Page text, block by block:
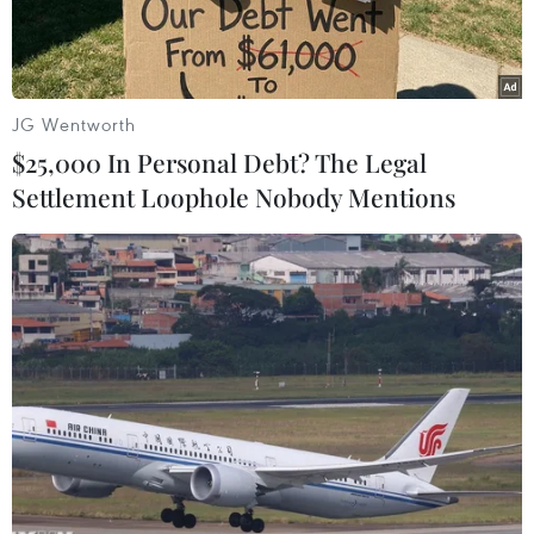
(Ảnh minh họa. Hoàng Ngọc/TTXVN)
Ngày 14/4, tại Thư viện tỉnh Hải Dương, Bộ
Thông tin và Truyền thông phối hợp với Ủy ban
Nhân dân tỉnh Hải Dương tổ chức triển lãm bản
đồ và trưng bày tư liệu “Hoàng Sa, Trường Sa
JG Wentworth
$25,000 In Personal Debt? The Legal
Settlement Loophole Nobody Mentions